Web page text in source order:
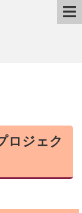
ロジェク